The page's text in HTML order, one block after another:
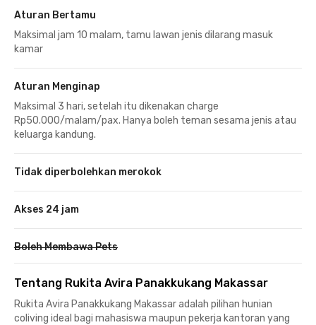
Aturan Bertamu
Maksimal jam 10 malam, tamu lawan jenis dilarang masuk
kamar
Aturan Menginap
Maksimal 3 hari, setelah itu dikenakan charge
Rp50.000/malam/pax. Hanya boleh teman sesama jenis atau
keluarga kandung.
Tidak diperbolehkan merokok
Akses 24 jam
Boleh Membawa Pets
Tentang Rukita Avira Panakkukang Makassar
Rukita Avira Panakkukang Makassar adalah pilihan hunian
coliving ideal bagi mahasiswa maupun pekerja kantoran yang